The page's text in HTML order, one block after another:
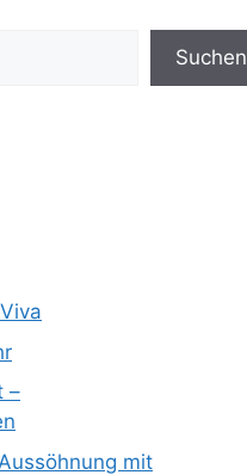
Suchen
–
mit